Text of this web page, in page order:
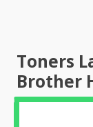
Toners
Brother